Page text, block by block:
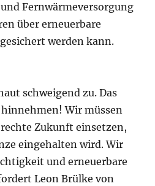
Fernwärmeversorgung
über erneuerbare
werden kann.
schweigend zu. Das
Wir müssen
Zukunft einsetzen,
eingehalten wird. Wir
und erneuerbare
Leon Brülke von